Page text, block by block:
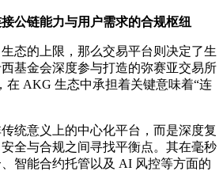
公链能力与用户需求的合规枢纽
态的上限，那么交易平台则决定了生
基金会深度参与打造的弥赛亚交易所
，在 AKG 生态中承担着关键意味着“连
统意义上的中心化平台，而是深度复
全与合规之间寻找平衡点。其在毫秒
智能合约托管以及 AI 风控等方面的